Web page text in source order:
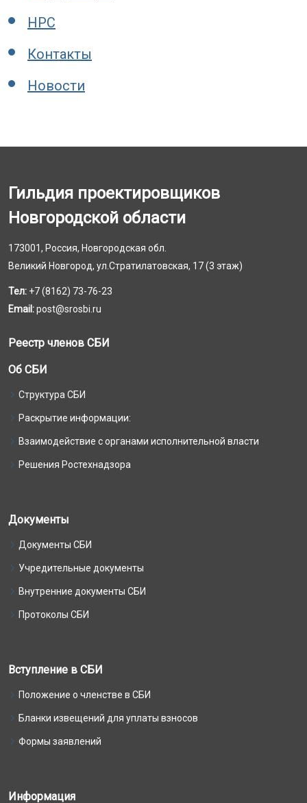
НРС
Контакты
Новости
Гильдия проектировщиков
Новгородской области
173001, Россия, Новгородская обл.
Великий Новгород, ул.Стратилатовская, 17 (3 этаж)
Тел: +7 (8162) 73-76-23
Email:post@srosbi.ru
Реестр членов СБИ
Об СБИ
Структура СБИ
Раскрытие информации:
Взаимодействие с органами исполнительной власти
Решения Ростехнадзора
Документы
Документы СБИ
Учредительные документы
Внутренние документы СБИ
Протоколы СБИ
Вступление в СБИ
Положение о членстве в СБИ
Бланки извещений для уплаты взносов
Формы заявлений
Информация